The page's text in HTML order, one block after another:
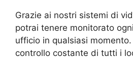
Grazie ai nostri sistemi di
potrai tenere monitorato
ufficio in qualsiasi
controllo costante di tutti i